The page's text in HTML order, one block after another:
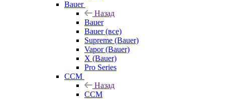
Bauer
Назад
Bauer
Bauer (все)
Supreme (Bauer)
Vapor (Bauer)
X (Bauer)
Pro Series
CCM
Назад
CCM